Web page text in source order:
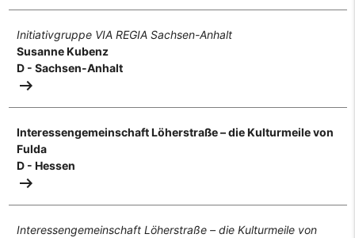
Initiativgruppe VIA REGIA Sachsen-Anhalt
Susanne Kubenz
D - Sachsen-Anhalt
arrow_right_alt
Interessengemeinschaft Löherstraße – die Kulturmeile von
Fulda
D - Hessen
arrow_right_alt
Interessengemeinschaft Löherstraße – die Kulturmeile von